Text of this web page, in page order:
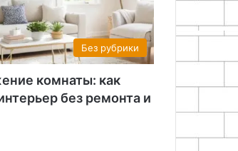
Без рубрики
комнаты: как
без ремонта и